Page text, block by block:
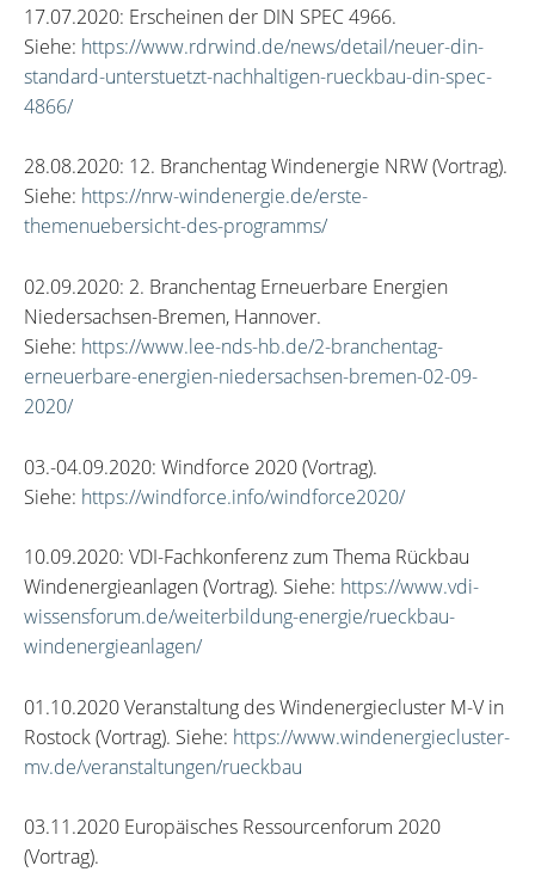
17.07.2020: Erscheinen der DIN SPEC 4966.
Siehe: https://www.rdrwind.de/news/detail/neuer-din-
standard-unterstuetzt-nachhaltigen-rueckbau-din-spec-
4866/
28.08.2020: 12. Branchentag Windenergie NRW (Vortrag).
Siehe: https://nrw-windenergie.de/erste-
themenuebersicht-des-programms/
02.09.2020: 2. Branchentag Erneuerbare Energien
Niedersachsen-Bremen, Hannover.
Siehe: https://www.lee-nds-hb.de/2-branchentag-
erneuerbare-energien-niedersachsen-bremen-02-09-
2020/
03.-04.09.2020: Windforce 2020 (Vortrag).
Siehe: https://windforce.info/windforce2020/
10.09.2020: VDI-Fachkonferenz zum Thema Rückbau
Windenergieanlagen (Vortrag). Siehe: https://www.vdi-
wissensforum.de/weiterbildung-energie/rueckbau-
windenergieanlagen/
01.10.2020 Veranstaltung des Windenergiecluster M-V in
Rostock (Vortrag). Siehe: https://www.windenergiecluster-
mv.de/veranstaltungen/rueckbau
03.11.2020 Europäisches Ressourcenforum 2020
(Vortrag).